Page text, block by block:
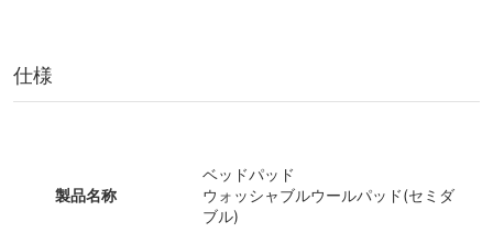
仕様
製品名称
ベッドパッド
ウォッシャブルウールパッド(セミダ
ブル)